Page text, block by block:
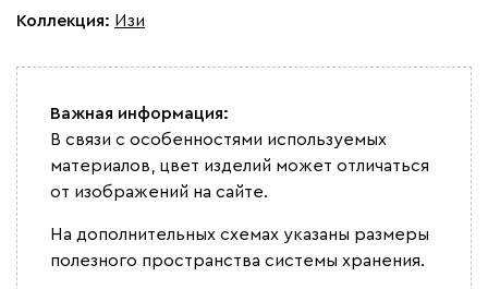
Коллекция: Изи
Важная информация:
В связи с особенностями используемых
материалов, цвет изделий может отличаться
от изображений на сайте.
На дополнительных схемах указаны размеры
полезного пространства системы хранения.